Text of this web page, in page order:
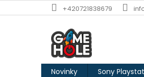
na
+420721838679
Novinky Sony